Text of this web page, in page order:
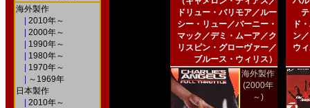
海外製作
2010年～
2000年～
1990年～
1980年～
1970年～
～1969年
日本製作
2010年～
ドリュー・バリモア／ルー
シー・リュー／バーニー・
マック／デミ・ムーア／ク
リスピン・グローヴァー／
ブルース・ウィリス）
海外製作
(2000年
～)
ド
ン
ウ